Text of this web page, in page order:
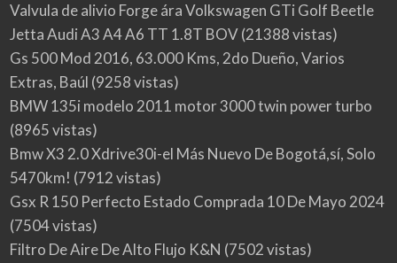
Valvula de alivio Forge ára Volkswagen GTi Golf Beetle
Jetta Audi A3 A4 A6 TT 1.8T BOV(21388 vistas)
Gs 500 Mod 2016, 63.000 Kms, 2do Dueño, Varios
Extras, Baúl (9258 vistas)
BMW 135i modelo 2011 motor 3000 twin power turbo
(8965 vistas)
Bmw X3 2.0 Xdrive30i-el Más Nuevo De Bogotá,sí, Solo
5470km! (7912 vistas)
Gsx R 150 Perfecto Estado Comprada 10 De Mayo 2024
(7504 vistas)
Filtro De Aire De Alto Flujo K&N (7502 vistas)